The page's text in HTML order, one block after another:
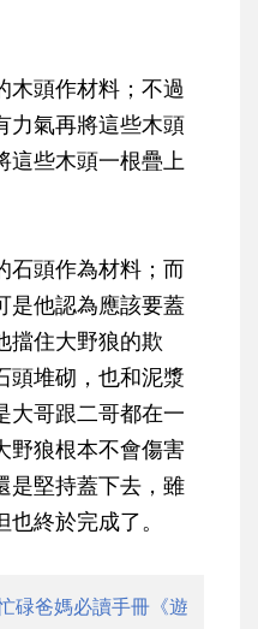
木頭作材料；不過
力氣再將這些木頭
這些木頭一根疊上
石頭作為材料；而
是他認為應該要蓋
擋住大野狼的欺
頭堆砌，也和泥漿
大哥跟二哥都在一
野狼根本不會傷害
是堅持蓋下去，雖
終於完成了。
碌爸媽必讀手冊《遊